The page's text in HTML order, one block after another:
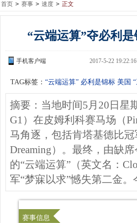
首页 > 赛事 > 速度 > 正文
“云端运算”夺必利
手机客户端 2017-5-22
TAG标签： “云端运算” 必利是锦标 美国
摘要：当地时间5月20日星
G1）在皮姆利科赛马场（
马角逐，包括肯塔基德比
Dreaming）。最终，由缺
的“云端运算”（英文名：
军“梦寐以求”憾失第二金
赛事信息